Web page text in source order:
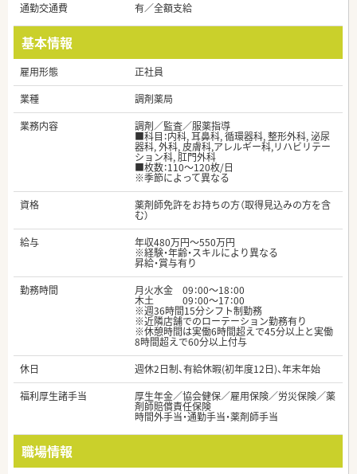
通勤交通費
有／全額支給
基本情報
雇用形態
正社員
業種
調剤薬局
業務内容
調剤／監査／服薬指導
■科目：内科, 耳鼻科, 循環器科, 整形外科, 泌尿
器科, 外科, 皮膚科,アレルギー科,リハビリテー
ション科, 肛門外科
■枚数：110～120枚/日
※季節によって異なる
資格
薬剤師免許をお持ちの方（取得見込みの方を含
む）
給与
年収480万円～550万円
※経験・年齢・スキルにより異なる
昇給・賞与有り
勤務時間
月火水金 09：00～18：00
木土 09：00～17：00
※週36時間15分シフト制勤務
※近隣店舗でのローテーション勤務有り
※休憩時間は実働6時間超えで45分以上と実働
8時間超えで60分以上付与
休日
週休2日制、有給休暇(初年度12日)、年末年始
福利厚生諸手当
厚生年金／協会健保／雇用保険／労災保険／薬
剤師賠償責任保険
時間外手当・通勤手当・薬剤師手当
職場情報